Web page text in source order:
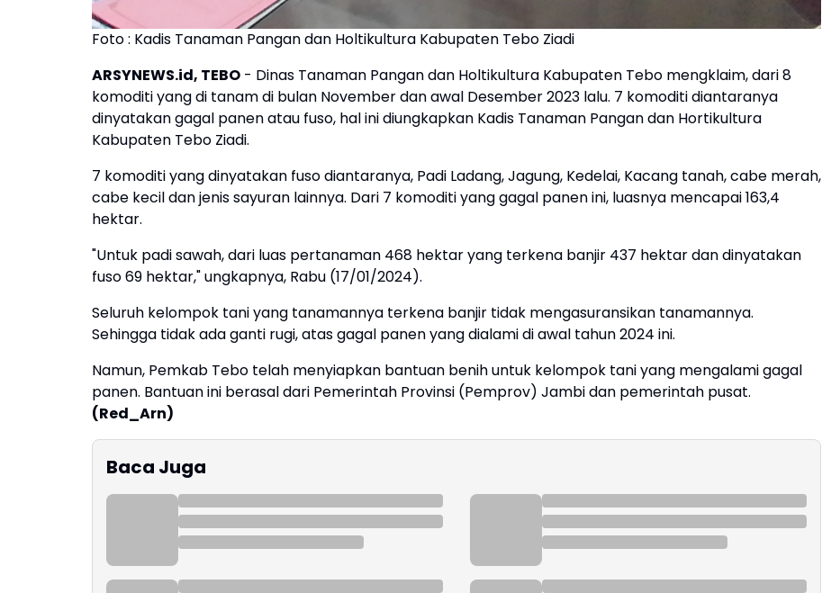
Foto : Kadis Tanaman Pangan dan Holtikultura Kabupaten Tebo Ziadi
ARSYNEWS.id, TEBO - Dinas Tanaman Pangan dan Holtikultura Kabupaten Tebo mengklaim, dari 8
komoditi yang di tanam di bulan November dan awal Desember 2023 lalu. 7 komoditi diantaranya
dinyatakan gagal panen atau fuso, hal ini diungkapkan Kadis Tanaman Pangan dan Hortikultura
Kabupaten Tebo Ziadi.
7 komoditi yang dinyatakan fuso diantaranya, Padi Ladang, Jagung, Kedelai, Kacang tanah, cabe merah,
cabe kecil dan jenis sayuran lainnya. Dari 7 komoditi yang gagal panen ini, luasnya mencapai 163,4
hektar.
"Untuk padi sawah, dari luas pertanaman 468 hektar yang terkena banjir 437 hektar dan dinyatakan
fuso 69 hektar," ungkapnya, Rabu (17/01/2024).
Seluruh kelompok tani yang tanamannya terkena banjir tidak mengasuransikan tanamannya.
Sehingga tidak ada ganti rugi, atas gagal panen yang dialami di awal tahun 2024 ini.
Namun, Pemkab Tebo telah menyiapkan bantuan benih untuk kelompok tani yang mengalami gagal
panen. Bantuan ini berasal dari Pemerintah Provinsi (Pemprov) Jambi dan pemerintah pusat.
(Red_Arn)
Baca Juga